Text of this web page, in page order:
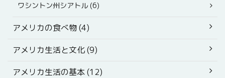
ワシントン州シアトル (6)
アメリカの食べ物 (4)
アメリカ生活と文化 (9)
アメリカ生活の基本 (12)